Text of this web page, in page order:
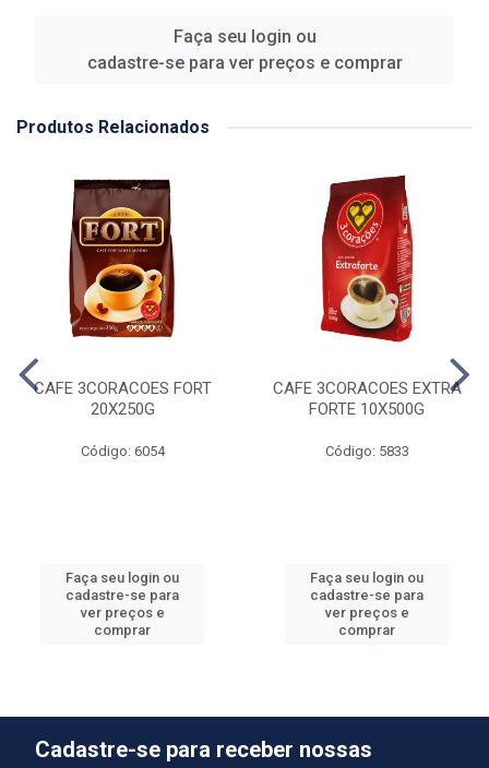
Faça seu login ou
cadastre-se para ver preços e comprar
Produtos Relacionados
CAFE 3CORACOES FORT
20X250G
Código: 6054
Faça seu login ou
cadastre-se para
ver preços e
comprar
CAFE 3CORACOES EXTRA
FORTE 10X500G
Código: 5833
Faça seu login ou
cadastre-se para
ver preços e
comprar
Cadastre-se para receber nossas